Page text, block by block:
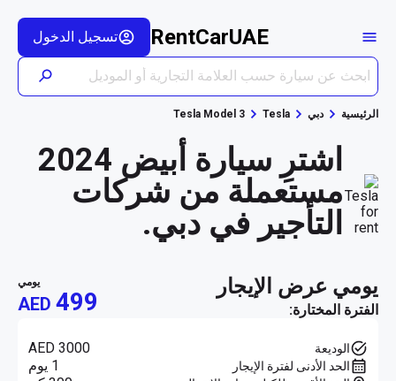
RentCarUAE تسجيل الدخول
الرئيسية دبي Tesla
Tesla Model 3
اشترِ سيارة أبيض 2024
مستعملة من شركات
التأجير في دبي.
يومي عرض الإيجار
الفترة المختارة:
يومي
AED 499
الوديعة AED 3000
الحد الأدنى لفترة الإيجار 1 يوم